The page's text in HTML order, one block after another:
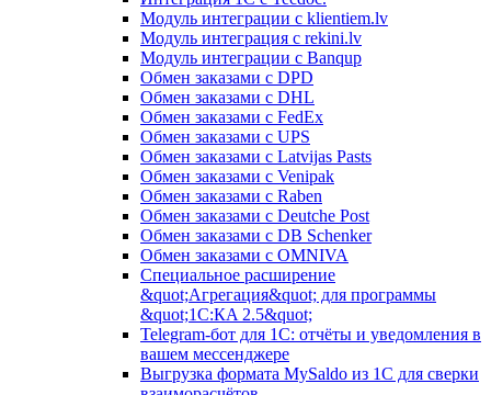
Модуль интеграции с klientiem.lv
Модуль интеграция с rekini.lv
Модуль интеграции с Banqup
Обмен заказами с DPD
Обмен заказами с DHL
Обмен заказами с FedEx
Обмен заказами с UPS
Обмен заказами с Latvijas Pasts
Обмен заказами с Venipak
Обмен заказами с Raben
Обмен заказами с Deutche Post
Обмен заказами с DB Schenker
Обмен заказами с OMNIVA
Специальное расширение
&quot;Агрегация&quot; для программы
&quot;1С:КA 2.5&quot;
Telegram-бот для 1С: отчёты и уведомления в
вашем мессенджере
Выгрузка формата MySaldo из 1C для сверки